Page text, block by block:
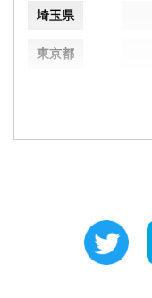
埼玉県
東京都